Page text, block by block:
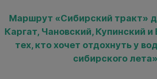
Маршрут «Сибирский тракт»
Каргат, Чановский, Купинский
тех, кто хочет отдохнуть у
сибирского